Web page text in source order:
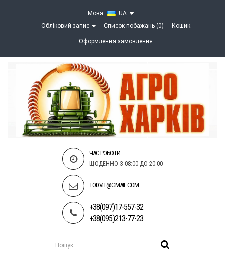
Мова
UA
Обліковий запис
Список побажань (0) Кошик
Оформлення замовлення
ЧАС РОБОТИ:
ЩОДЕННО З 08:00 ДО 20:00
TOD.VIT@GMAIL.COM
+38(097)17-557-32
+38(095)213-77-23